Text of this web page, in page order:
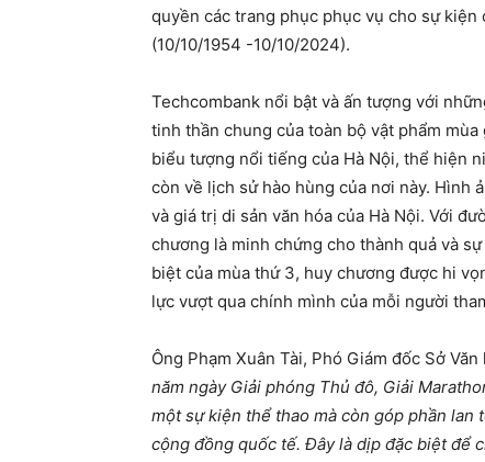
quyền các trang phục phục vụ cho sự
(10/10/1954 -10/10/2024).
Techcombank nổi bật và ấn tượng với
tinh thần chung của toàn bộ vật phẩm
biểu tượng nổi tiếng của Hà Nội, thể hiện
còn về lịch sử hào hùng của nơi này. Hình
và giá trị di sản văn hóa của Hà Nội. Với
chương là minh chứng cho thành quả và
biệt của mùa thứ 3, huy chương được hi
lực vượt qua chính mình của mỗi người
Ông Phạm Xuân Tài, Phó Giám đốc Sở
năm ngày Giải phóng Thủ đô, Giải
một sự kiện thể thao mà còn góp phần lan
cộng đồng quốc tế. Đây là dịp đặc biệt để